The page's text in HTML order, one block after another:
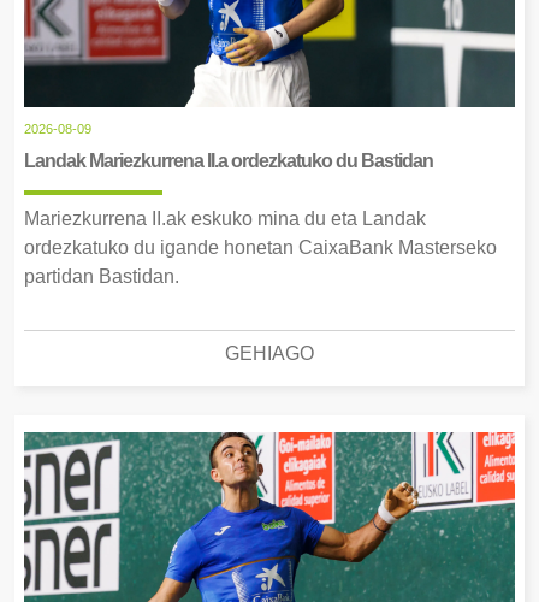
2026-08-09
Landak Mariezkurrena II.a ordezkatuko du Bastidan
Mariezkurrena II.ak eskuko mina du eta Landak
ordezkatuko du igande honetan CaixaBank Masterseko
partidan Bastidan.
GEHIAGO